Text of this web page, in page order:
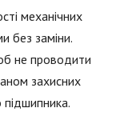
механічних
без заміни.
не проводити
захисних
підшипника.